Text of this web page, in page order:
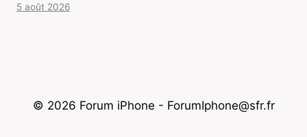
5 août 2026
© 2026 Forum iPhone - ForumIphone@sfr.fr